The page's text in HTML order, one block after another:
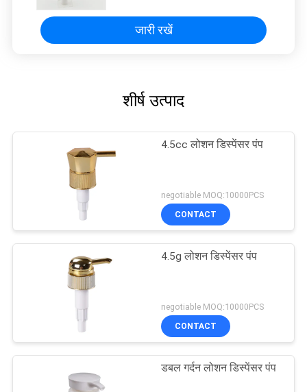
जारी रखें
शीर्ष उत्पाद
4.5cc लोशन डिस्पेंसर पंप
negotiable MOQ:10000PCS
CONTACT
4.5g लोशन डिस्पेंसर पंप
negotiable MOQ:10000PCS
CONTACT
डबल गर्दन लोशन डिस्पेंसर पंप